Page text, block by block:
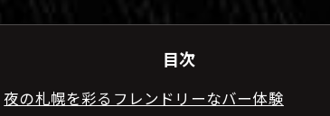
目次
夜の札幌を彩るフレンドリーなバー体験